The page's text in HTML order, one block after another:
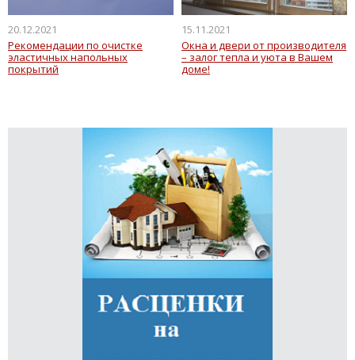
20.12.2021
Рекомендации по очистке
эластичных напольных
покрытий
15.11.2021
Окна и двери от производителя
– залог тепла и уюта в Вашем
доме!